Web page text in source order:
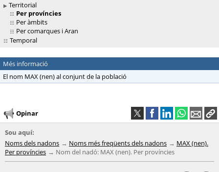
Territorial
Per províncies
Per àmbits
Per comarques i Aran
Temporal
Més informació
El nom MAX (nen) al conjunt de la població
Opinar
Sou aquí:
Noms dels nadons
Noms més freqüents dels nadons
MAX (nen).
Per províncies
Nom del nadó: MAX (nen). Per províncies